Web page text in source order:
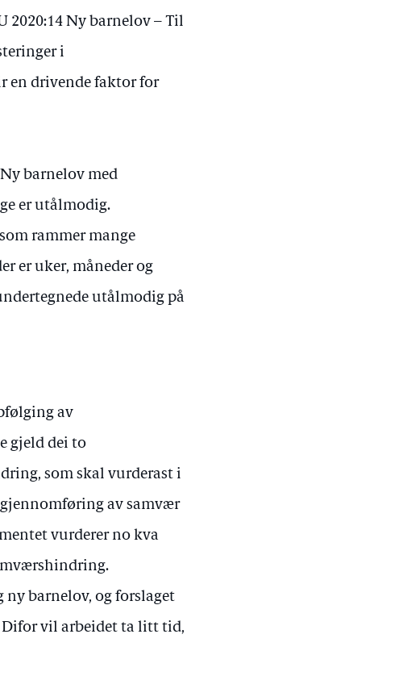
2020:14 Ny barnelov – Til
i
en drivende faktor for
barnelov med
er utålmodig.
rammer mange
er uker, måneder og
utålmodig på
av
gjeld dei to
som skal vurderast i
av samvær
vurderer no kva
barnelov, og forslaget
vil arbeidet ta litt tid,